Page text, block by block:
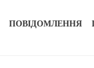
ПОВІДОМЛЕННЯ